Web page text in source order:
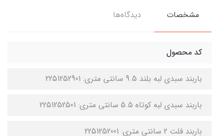
مشخصات دیدگاه‌ها
کد محصول
باربند سبدی لبه بلند 9.5 سانتی متری: 2251252901
باربند سبدی لبه کوتاه 5.5 سانتی متری: 2251252501
باربند فلت 2 سانتی متری: 2251252001